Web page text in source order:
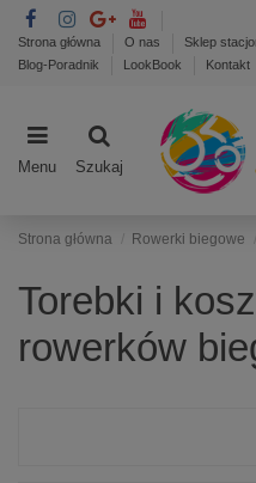
Strona główna O nas Sklep
Blog-Poradnik
LookBook Kontakt
Menu Szukaj
Strona główna Rowerki biegowe
Torebki i
rowerków